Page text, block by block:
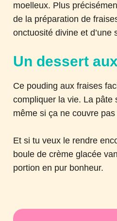
moelleux. Plus
de la préparation de
onctuosité divine et d’une
Un dessert
Ce pouding aux fraises
compliquer la vie. La pâte
même si ça ne couvre
Et si tu veux le rendre
boule de crème glacée
portion en pur bonheur.